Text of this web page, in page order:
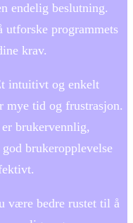
endelig beslutning.
utforske programmets
krav.
intuitivt og enkelt
mye tid og frustrasjon.
brukervennlig,
brukeropplevelse
være bedre rustet til å